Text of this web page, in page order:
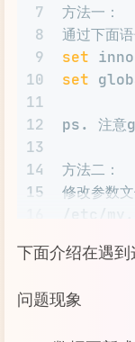
7
8
9
10
11
12
13
14
15
18
20
方法一：
通过下面
set
set
ps. 注意
方法二：
修改参数
/etc/
ps.
当锁等待
下面介绍在遇
问题现象